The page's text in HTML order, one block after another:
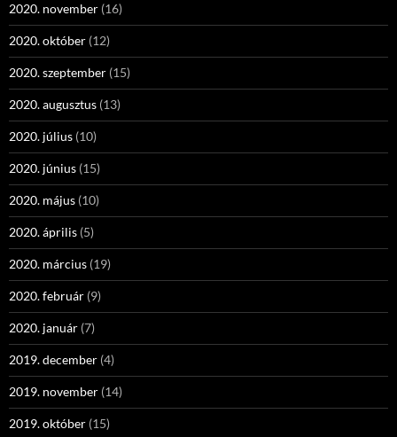
2020. november (16)
2020. október (12)
2020. szeptember (15)
2020. augusztus (13)
2020. július (10)
2020. június (15)
2020. május (10)
2020. április (5)
2020. március (19)
2020. február (9)
2020. január (7)
2019. december (4)
2019. november (14)
2019. október (15)